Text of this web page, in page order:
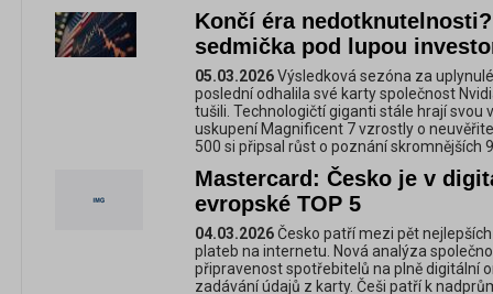
Končí éra
sedmička pod lupou
05.03.2026Výsledková sezóna za
poslední odhalila své karty společnost
tušili. Technologičtí giganti stále hrají svou
uskupení Magnificent 7 vzrostly o
500 si připsal růst o poznání skromnějších
Mastercard: Česko je v
evropské TOP 5
04.03.2026Česko patří mezi pět
plateb na internetu. Nová analýza
připravenost spotřebitelů na plně digitální
zadávání údajů z karty. Češi patří k